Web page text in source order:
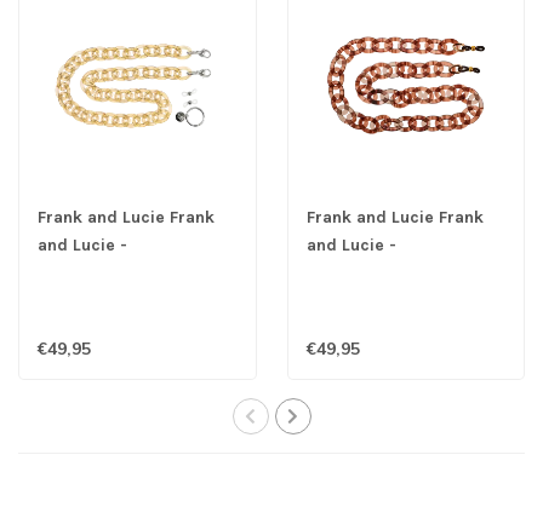
Frank and Lucie Frank
and Lucie -
€49,95
Frank and Lucie Frank
and Lucie -
€49,95